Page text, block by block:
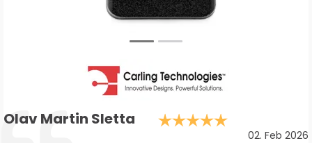
Testimonial
Forfatter:
Olav Martin Sletta
Dato:
02. Feb 2026